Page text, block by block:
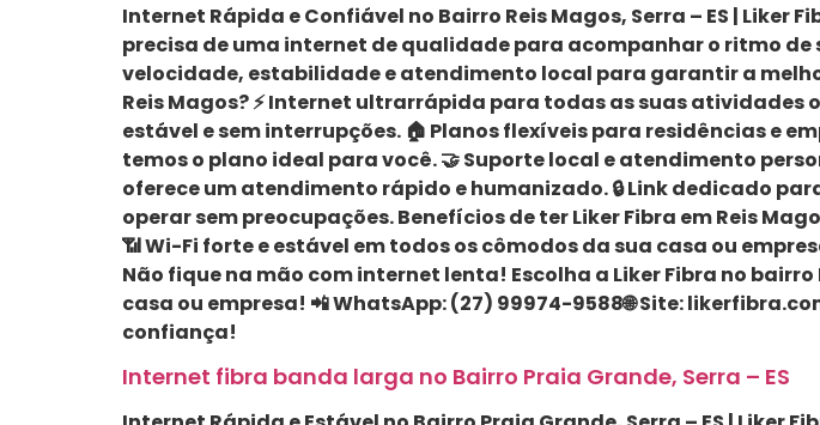
Internet Rápida e Confiável no Bairro Reis Magos, Serra – ES | Liker
precisa de uma internet de qualidade para acompanhar o ritmo de
velocidade, estabilidade e atendimento local para garantir a
Reis Magos? ⚡ Internet ultrarrápida para todas as suas
estável e sem interrupções. 🏠 Planos flexíveis para residências e
temos o plano ideal para você. 🤝 Suporte local e atendimento
oferece um atendimento rápido e humanizado. 🔒 Link dedicado
operar sem preocupações. Benefícios de ter Liker Fibra em Reis
📶 Wi-Fi forte e estável em todos os cômodos da sua casa ou
Não fique na mão com internet lenta! Escolha a Liker Fibra no
casa ou empresa! 📲 WhatsApp: (27) 99974-9588🌐 Site:
confiança!
Internet fibra banda larga no Bairro Praia Grande, Serra – ES